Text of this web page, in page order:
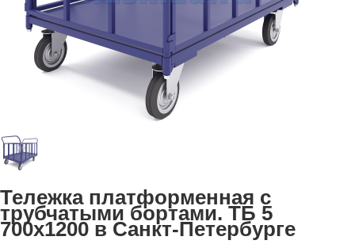
Тележка платформенная с
трубчатыми бортами. ТБ 5
700х1200 в Санкт-Петербурге